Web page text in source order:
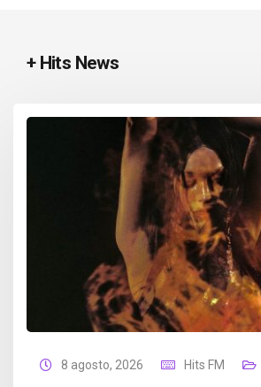
+ Hits News
8 agosto, 2026 Hits FM